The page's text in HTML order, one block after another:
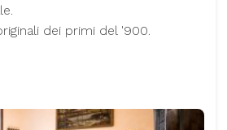
dei primi del '900.